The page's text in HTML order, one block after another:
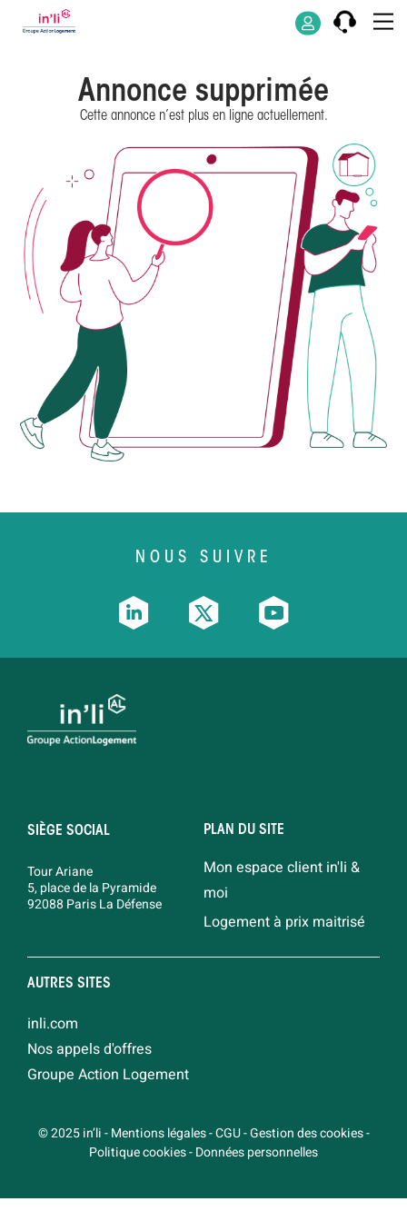
Annonce supprimée
Cette annonce n’est plus en ligne actuellement.
NOUS SUIVRE
SIÈGE SOCIAL
Tour Ariane
5, place de la Pyramide
92088 Paris La Défense
PLAN DU SITE
Mon espace client in'li &
moi
Logement à prix maitrisé
AUTRES SITES
inli.com
Nos appels d'offres
Groupe Action Logement
© 2025 in’li-Mentions légales-CGU-Gestion des cookies-
Politique cookies-Données personnelles